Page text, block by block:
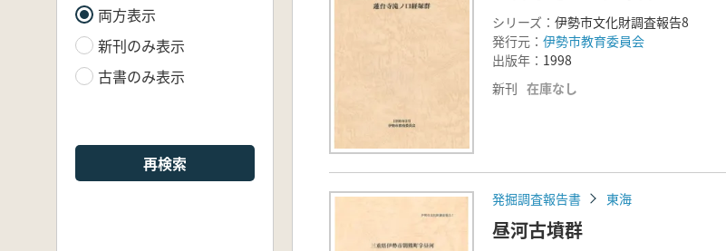
両方表示
新刊のみ表示
古書のみ表示
再検索
シリーズ： 伊勢市文化財調査報告8
発行元： 伊勢市教育委員会
出版年： 1998
新刊 在庫なし
発掘調査報告書 東海
昼河古墳群